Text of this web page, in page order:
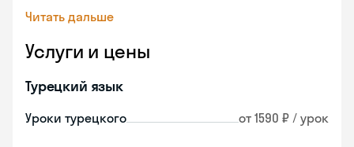
Читать дальше
Услуги и цены
Турецкий язык
Уроки турецкого от 1590 ₽ / урок